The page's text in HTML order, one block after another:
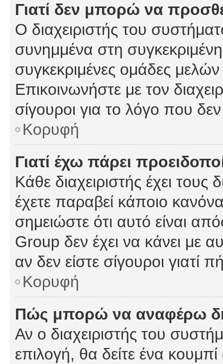
Γιατί δεν μπορώ να
Ο διαχειριστής του
συνημμένα στη
συγκεκριμένες ομάδες
Επικοινωνήστε με τον
σίγουροι για το λόγο που
Κορυφή
Γιατί έχω πάρει
Κάθε διαχειριστής έχει
έχετε παραβεί κάποιο
σημειώστε ότι αυτό είναι
Group δεν έχει να κάνει με
αν δεν είστε σίγουροι γιατί
Κορυφή
Πώς μπορώ να αναφέρω
Αν ο διαχειριστής του
επιλογή, θα δείτε ένα